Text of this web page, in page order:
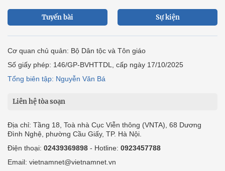
Tuyến bài Sự kiện
Cơ quan chủ quản: Bộ Dân tộc và Tôn giáo
Số giấy phép: 146/GP-BVHTTDL, cấp ngày 17/10/2025
Tổng biên tập: Nguyễn Văn Bá
Liên hệ tòa soạn
Địa chỉ: Tầng 18, Toà nhà Cục Viễn thông (VNTA), 68 Dương
Đình Nghệ, phường Cầu Giấy, TP. Hà Nội.
Điện thoại: 02439369898 - Hotline: 0923457788
Email: vietnamnet@vietnamnet.vn